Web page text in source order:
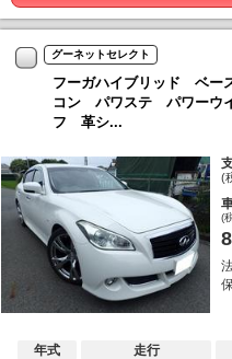
グーネットセレクト
フーガハイブリッド ベ
コン パワステ パワーウ
フ 革シ...
(
(
年式
走行